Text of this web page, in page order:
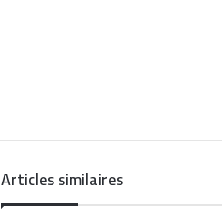
Articles similaires